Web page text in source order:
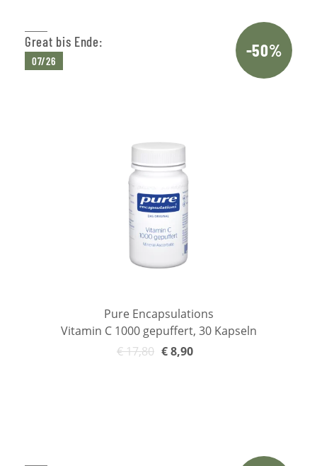
Great bis Ende:
07/26
-50%
Pure Encapsulations
Vitamin C 1000 gepuffert, 30 Kapseln
€17,80 €8,90